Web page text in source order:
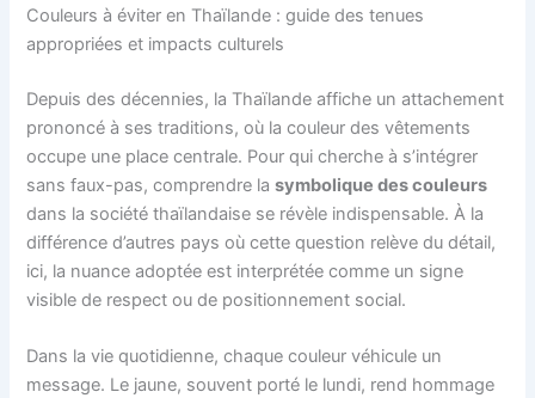
Couleurs à éviter en Thaïlande : guide des tenues
appropriées et impacts culturels
Depuis des décennies, la Thaïlande affiche un attachement
prononcé à ses traditions, où la couleur des vêtements
occupe une place centrale. Pour qui cherche à s’intégrer
sans faux-pas, comprendre lasymbolique des couleurs
dans la société thaïlandaise se révèle indispensable. À la
différence d’autres pays où cette question relève du détail,
ici, la nuance adoptée est interprétée comme un signe
visible de respect ou de positionnement social.
Dans la vie quotidienne, chaque couleur véhicule un
message. Le jaune, souvent porté le lundi, rend hommage